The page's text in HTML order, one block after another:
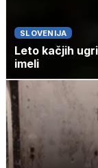
SLOVENIJA
Leto kačjih
imeli